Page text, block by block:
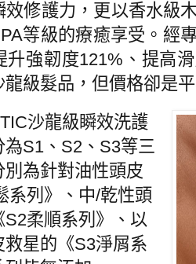
效修護力，更以香水級
等級的療癒享受。經
升強韌度121% 、提高
龍級髮品，但價格卻是
沙龍級瞬效洗護
為S1 、 S2 、 S3等三
別為針對油性頭皮
系列》、中/乾性頭
S2柔順系列》、以
救星的《S3淨屑系